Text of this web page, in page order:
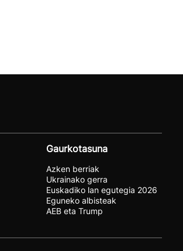
Gaurkotasuna
Azken berriak
Ukrainako gerra
Euskadiko lan egutegia 2026
Eguneko albisteak
AEB eta Trump